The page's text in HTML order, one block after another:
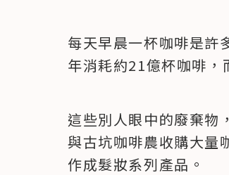
每天早晨一杯咖啡是許
年消耗約21億杯咖啡，
這些別人眼中的廢棄物
與古坑咖啡農收購大量
作成髮妝系列產品。